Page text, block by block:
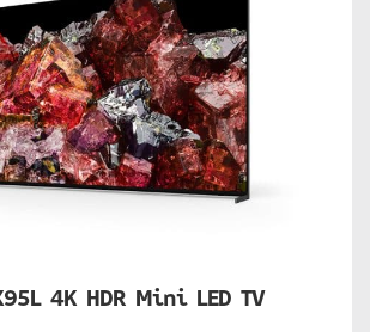
4K HDR Mini LED TV